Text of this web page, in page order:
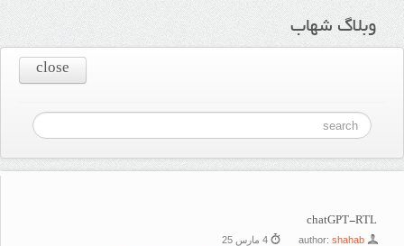
وبلاگ شهاب
close
chatGPT-RTL
author:shahab